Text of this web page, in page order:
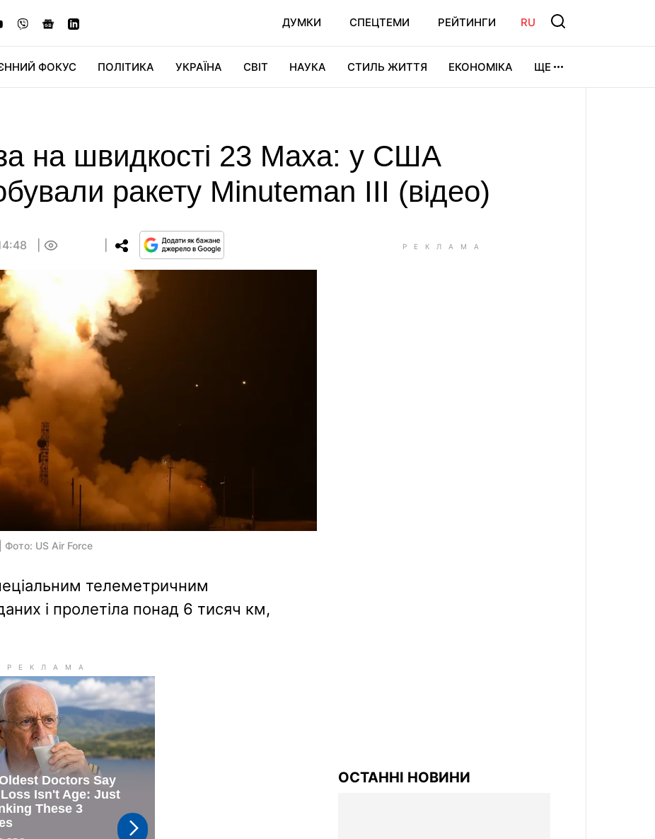
ДУМКИ СПЕЦТЕМИ РЕЙТИНГИ RU
ФОКУС ПОЛІТИКА УКРАЇНА СВІТ НАУКА СТИЛЬ ЖИТТЯ ЕКОНОМІКА ЩЕ
на швидкості 23 Маха: у США
ракету Minuteman III (відео)
US Air Force
телеметричним
і пролетіла понад 6 тисяч км,
ОСТАННІ НОВИНИ